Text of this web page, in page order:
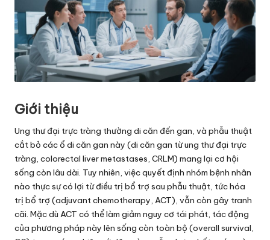
Giới thiệu
Ung thư đại trực tràng thường di căn đến gan, và phẫu thuật
cắt bỏ các ổ di căn gan này (di căn gan từ ung thư đại trực
tràng, colorectal liver metastases, CRLM) mang lại cơ hội
sống còn lâu dài. Tuy nhiên, việc quyết định nhóm bệnh nhân
nào thực sự có lợi từ điều trị bổ trợ sau phẫu thuật, tức hóa
trị bổ trợ (adjuvant chemotherapy, ACT), vẫn còn gây tranh
cãi. Mặc dù ACT có thể làm giảm nguy cơ tái phát, tác động
của phương pháp này lên sống còn toàn bộ (overall survival,